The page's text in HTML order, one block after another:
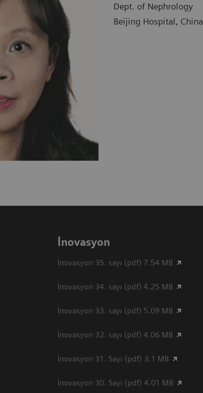
Dept. of Nephrology
Beijing Hospital, China
İnovasyon
İnovasyon 35. sayı (pdf) 7.54 MB
İnovasyon 34. sayı (pdf) 4.25 MB
İnovasyon 33. sayı (pdf) 5.09 MB
İnovasyon 32. sayı (pdf) 4.06 MB
İnovasyon 31. Sayı (pdf) 3.1 MB
İnovasyon 30. Sayı (pdf) 4.01 MB